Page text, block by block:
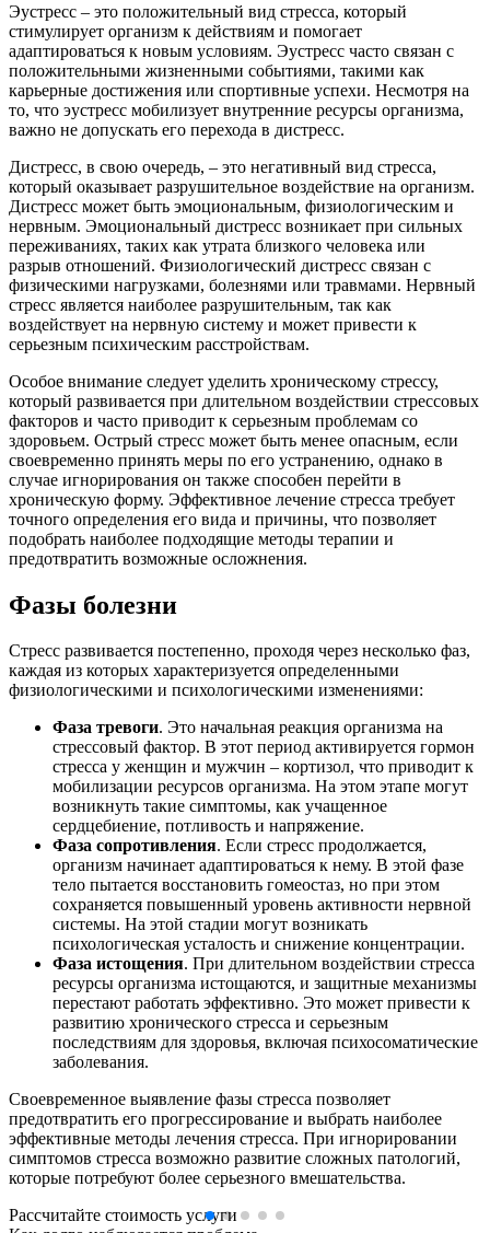
Эустресс – это положительный вид стресса, который
стимулирует организм к действиям и помогает
адаптироваться к новым условиям. Эустресс часто связан с
положительными жизненными событиями, такими как
карьерные достижения или спортивные успехи. Несмотря на
то, что эустресс мобилизует внутренние ресурсы организма,
важно не допускать его перехода в дистресс.
Дистресс, в свою очередь, – это негативный вид стресса,
который оказывает разрушительное воздействие на организм.
Дистресс может быть эмоциональным, физиологическим и
нервным. Эмоциональный дистресс возникает при сильных
переживаниях, таких как утрата близкого человека или
разрыв отношений. Физиологический дистресс связан с
физическими нагрузками, болезнями или травмами. Нервный
стресс является наиболее разрушительным, так как
воздействует на нервную систему и может привести к
серьезным психическим расстройствам.
Особое внимание следует уделить хроническому стрессу,
который развивается при длительном воздействии стрессовых
факторов и часто приводит к серьезным проблемам со
здоровьем. Острый стресс может быть менее опасным, если
своевременно принять меры по его устранению, однако в
случае игнорирования он также способен перейти в
хроническую форму. Эффективное лечение стресса требует
точного определения его вида и причины, что позволяет
подобрать наиболее подходящие методы терапии и
предотвратить возможные осложнения.
Фазы болезни
Стресс развивается постепенно, проходя через несколько фаз,
каждая из которых характеризуется определенными
физиологическими и психологическими изменениями:
Фаза тревоги. Это начальная реакция организма на
стрессовый фактор. В этот период активируется гормон
стресса у женщин и мужчин – кортизол, что приводит к
мобилизации ресурсов организма. На этом этапе могут
возникнуть такие симптомы, как учащенное
сердцебиение, потливость и напряжение.
Фаза сопротивления. Если стресс продолжается,
организм начинает адаптироваться к нему. В этой фазе
тело пытается восстановить гомеостаз, но при этом
сохраняется повышенный уровень активности нервной
системы. На этой стадии могут возникать
психологическая усталость и снижение концентрации.
Фаза истощения. При длительном воздействии стресса
ресурсы организма истощаются, и защитные механизмы
перестают работать эффективно. Это может привести к
развитию хронического стресса и серьезным
последствиям для здоровья, включая психосоматические
заболевания.
Своевременное выявление фазы стресса позволяет
предотвратить его прогрессирование и выбрать наиболее
эффективные методы лечения стресса. При игнорировании
симптомов стресса возможно развитие сложных патологий,
которые потребуют более серьезного вмешательства.
Рассчитайте стоимость услуги